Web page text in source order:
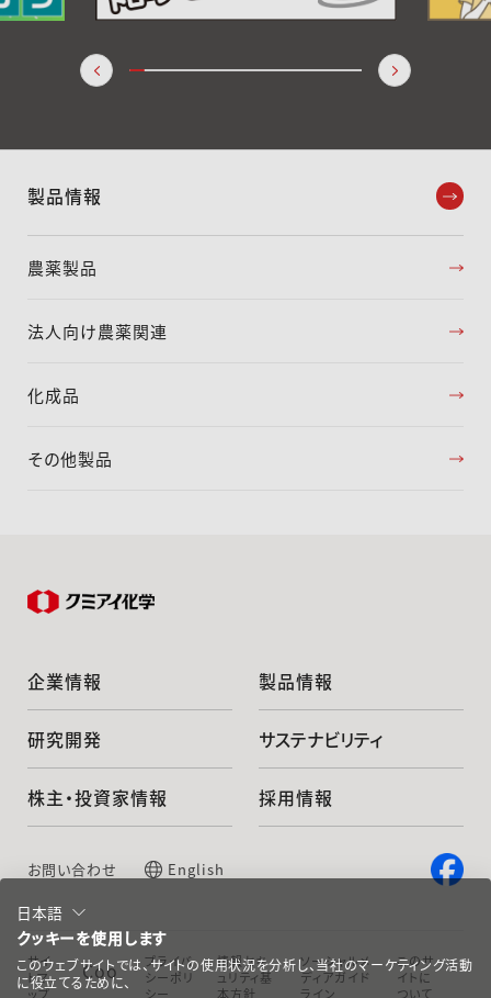
製品情報
農薬製品
法人向け農薬関連
化成品
その他製品
企業情報 製品情報
研究開発 サステナビリティ
株主・投資家情報 採用情報
お問い合わせ English
サイ
トマ
ップ
Coo
プライバ
シーポリ
シー
情報セキ
ュリティ基
本方針
ソーシャルメ
ディアガイド
ライン
このサ
イトに
ついて
日本語
クッキーを使用します
このウェブサイトでは、サイトの使用状況を分析し、当社のマーケティング活動
に役立てるために、